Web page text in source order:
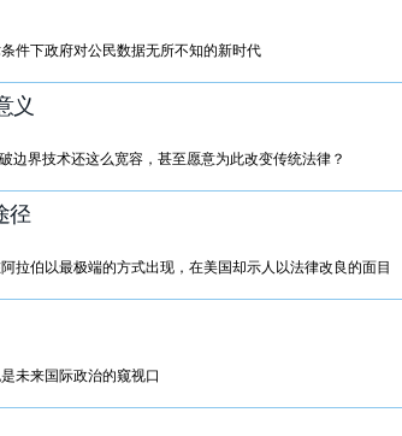
件下政府对公民数据无所不知的新时代
义
边界技术还这么宽容，甚至愿意为此改变传统法律？
径
拉伯以最极端的方式出现，在美国却示人以法律改良的面目
未来国际政治的窥视口